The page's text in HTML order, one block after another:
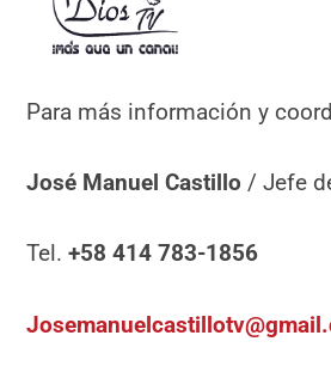
Para más información y
José Manuel Castillo / Jefe
Tel.+58 414 783-1856